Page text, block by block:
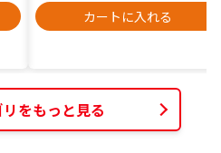
カートに入れる
をもっと見る